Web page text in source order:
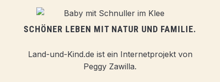
SCHÖNER LEBEN MIT NATUR UND FAMILIE.
Land-und-Kind.de ist ein Internetprojekt von
Peggy Zawilla.